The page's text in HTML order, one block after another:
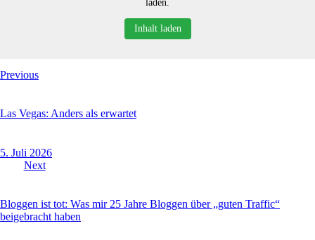
laden.
Inhalt laden
Previous
Las Vegas: Anders als erwartet
5. Juli 2026
Next
Bloggen ist tot: Was mir 25 Jahre Bloggen über „guten Traffic“
beigebracht haben